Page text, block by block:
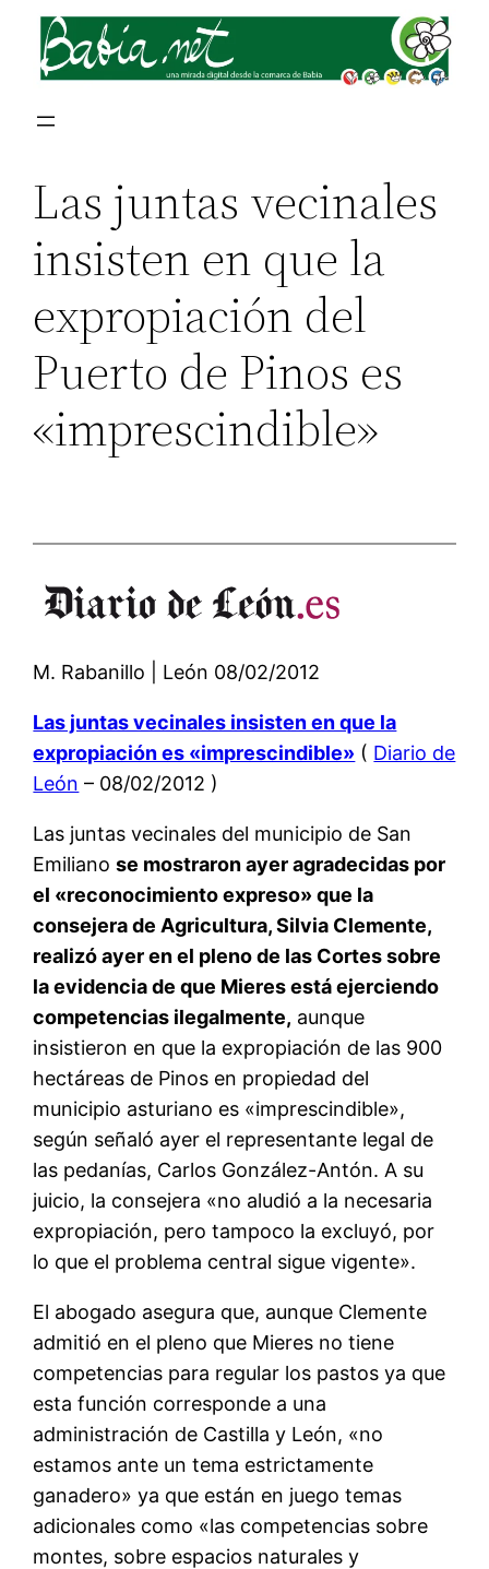
Las juntas vecinales
insisten en que la
expropiación del
Puerto de Pinos es
«imprescindible»
M. Rabanillo | León 08/02/2012
Las juntas vecinales insisten en que la
expropiación es «imprescindible» ( Diario de
León – 08/02/2012 )
Las juntas vecinales del municipio de San
Emilianose mostraron ayer agradecidas por
el «reconocimiento expreso» que la
consejera de Agricultura, Silvia Clemente,
realizó ayer en el pleno de las Cortes sobre
la evidencia de que Mieres está ejerciendo
competencias ilegalmente, aunque
insistieron en que la expropiación de las 900
hectáreas de Pinos en propiedad del
municipio asturiano es «imprescindible»,
según señaló ayer el representante legal de
las pedanías, Carlos González-Antón. A su
juicio, la consejera «no aludió a la necesaria
expropiación, pero tampoco la excluyó, por
lo que el problema central sigue vigente».
El abogado asegura que, aunque Clemente
admitió en el pleno que Mieres no tiene
competencias para regular los pastos ya que
esta función corresponde a una
administración de Castilla y León, «no
estamos ante un tema estrictamente
ganadero» ya que están en juego temas
adicionales como «las competencias sobre
montes, sobre espacios naturales y